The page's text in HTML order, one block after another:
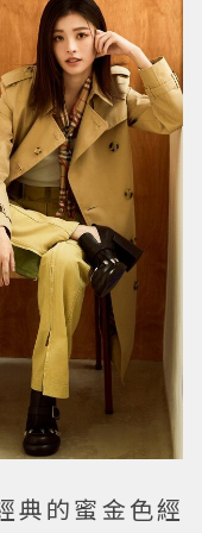
典的蜜金色經